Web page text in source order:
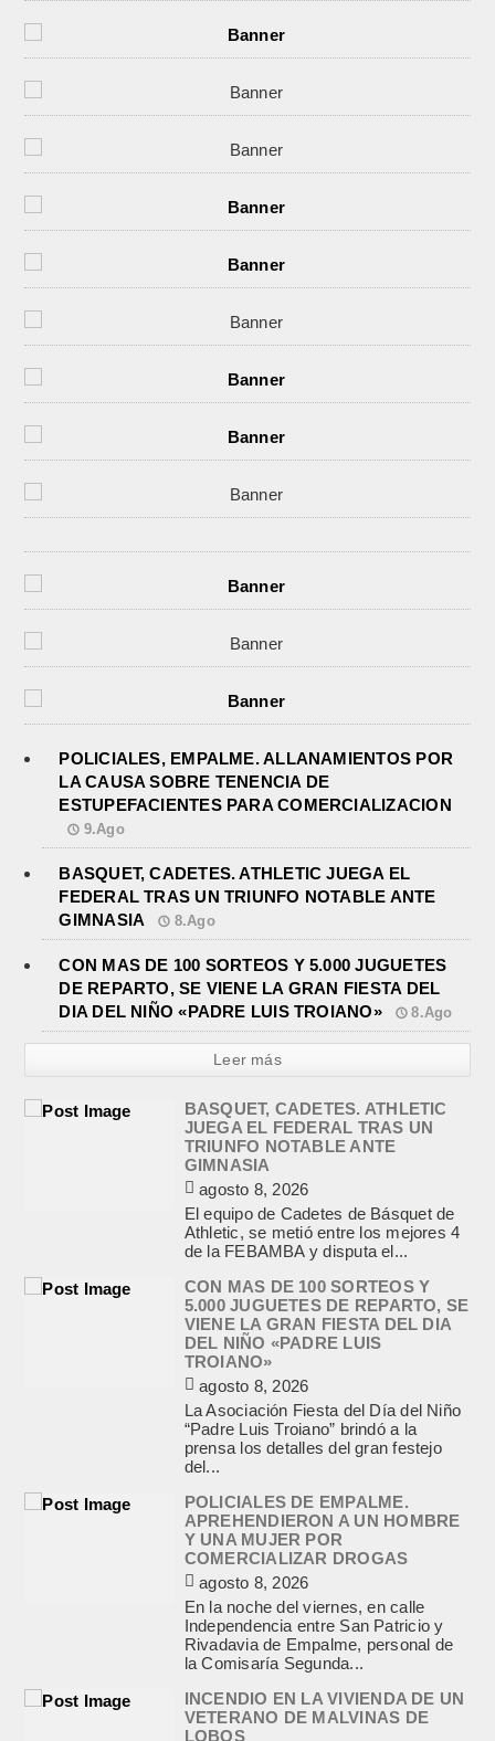
POLICIALES, EMPALME. ALLANAMIENTOS POR
LA CAUSA SOBRE TENENCIA DE
ESTUPEFACIENTES PARA COMERCIALIZACION
9.Ago
BASQUET, CADETES. ATHLETIC JUEGA EL
FEDERAL TRAS UN TRIUNFO NOTABLE ANTE
GIMNASIA
8.Ago
CON MAS DE 100 SORTEOS Y 5.000 JUGUETES
DE REPARTO, SE VIENE LA GRAN FIESTA DEL
DIA DEL NIÑO «PADRE LUIS TROIANO»
8.Ago
Leer más
BASQUET, CADETES. ATHLETIC
JUEGA EL FEDERAL TRAS UN
TRIUNFO NOTABLE ANTE
GIMNASIA
agosto 8, 2026
El equipo de Cadetes de Básquet de
Athletic, se metió entre los mejores 4
de la FEBAMBA y disputa el...
CON MAS DE 100 SORTEOS Y
5.000 JUGUETES DE REPARTO, SE
VIENE LA GRAN FIESTA DEL DIA
DEL NIÑO «PADRE LUIS
TROIANO»
agosto 8, 2026
La Asociación Fiesta del Día del Niño
“Padre Luis Troiano” brindó a la
prensa los detalles del gran festejo
del...
POLICIALES DE EMPALME.
APREHENDIERON A UN HOMBRE
Y UNA MUJER POR
COMERCIALIZAR DROGAS
agosto 8, 2026
En la noche del viernes, en calle
Independencia entre San Patricio y
Rivadavia de Empalme, personal de
la Comisaría Segunda...
INCENDIO EN LA VIVIENDA DE UN
VETERANO DE MALVINAS DE
LOBOS